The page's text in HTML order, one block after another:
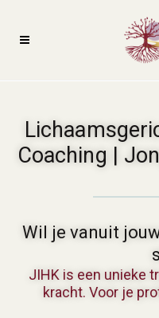
Coaching |
Wil je vanuit
JIHK is een unieke
kracht. Voor je